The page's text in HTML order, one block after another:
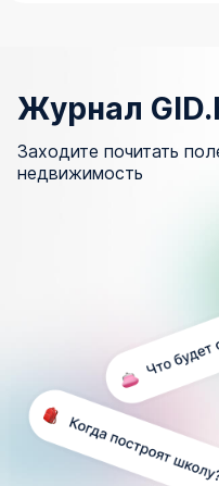
Журнал
Заходите почитать
недвижимость